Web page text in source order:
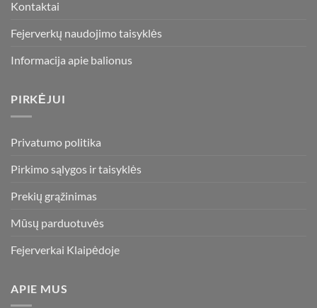
page
Kontaktai
Fejerverkų naudojimo taisyklės
Informacija apie balionus
PIRKĖJUI
Privatumo politika
Pirkimo sąlygos ir taisyklės
Prekių grąžinimas
Mūsų parduotuvės
Fejerverkai Klaipėdoje
APIE MUS